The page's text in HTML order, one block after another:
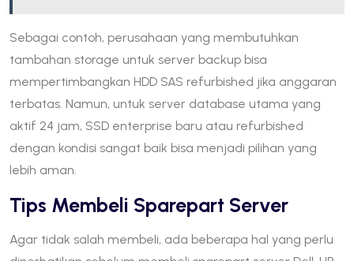
Sebagai contoh, perusahaan yang membutuhkan
tambahan storage untuk server backup bisa
mempertimbangkan HDD SAS refurbished jika anggaran
terbatas. Namun, untuk server database utama yang
aktif 24 jam, SSD enterprise baru atau refurbished
dengan kondisi sangat baik bisa menjadi pilihan yang
lebih aman.
Tips Membeli Sparepart Server
Agar tidak salah membeli, ada beberapa hal yang perlu